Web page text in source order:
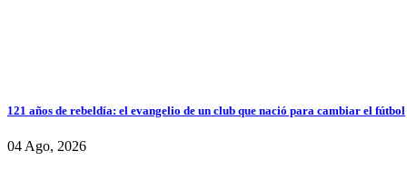
121 años de rebeldía: el evangelio de un club que nació para cambiar el fútbol
04 Ago, 2026